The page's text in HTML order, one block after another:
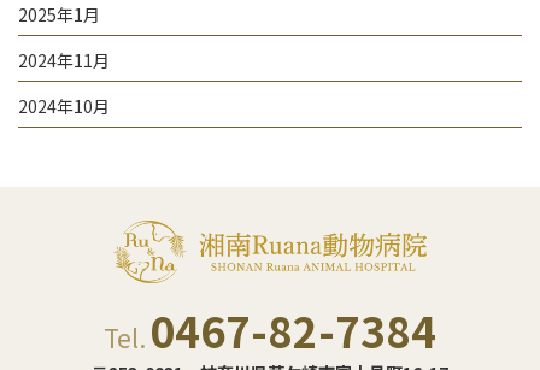
2025年1月
2024年11月
2024年10月
Tel. 0467-82-7384